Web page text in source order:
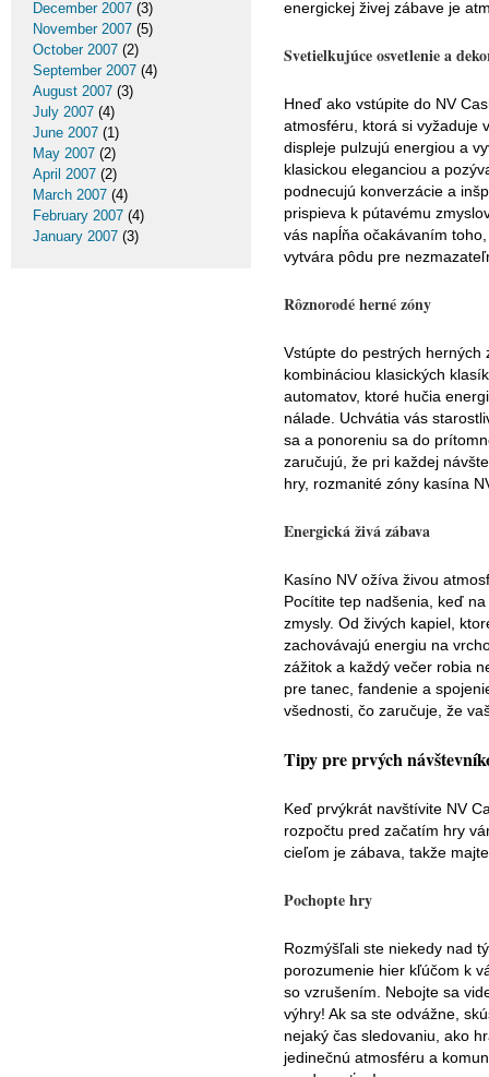
energickej živej zábave je
Svetielkujúce osvetlenie a
Hneď ako vstúpite do NV
atmosféru, ktorá si vyžaduje
displeje pulzujú energiou a
klasickou eleganciou a
podnecujú konverzácie a
prispieva k pútavému
vás napĺňa očakávaním
vytvára pôdu pre
Rôznorodé herné zóny
Vstúpte do pestrých herných
kombináciou klasických
automatov, ktoré hučia
nálade. Uchvátia vás
sa a ponoreniu sa do
zaručujú, že pri každej
hry, rozmanité zóny kasína
Energická živá zábava
Kasíno NV ožíva živou
Pocítite tep nadšenia, keď
zmysly. Od živých kapiel,
zachovávajú energiu na
zážitok a každý večer robia
pre tanec, fandenie a
všednosti, čo zaručuje, že
Tipy pre prvých
Keď prvýkrát navštívite NV
rozpočtu pred začatím hry
cieľom je zábava, takže
Pochopte hry
Rozmýšľali ste niekedy nad
porozumenie hier kľúčom k
so vzrušením. Nebojte sa
výhry! Ak sa ste odvážne,
nejaký čas sledovaniu, ako
jedinečnú atmosféru a
December 2007 (3)
November 2007 (5)
October 2007 (2)
September 2007 (4)
August 2007 (3)
July 2007 (4)
June 2007 (1)
May 2007 (2)
April 2007 (2)
March 2007 (4)
February 2007 (4)
January 2007 (3)